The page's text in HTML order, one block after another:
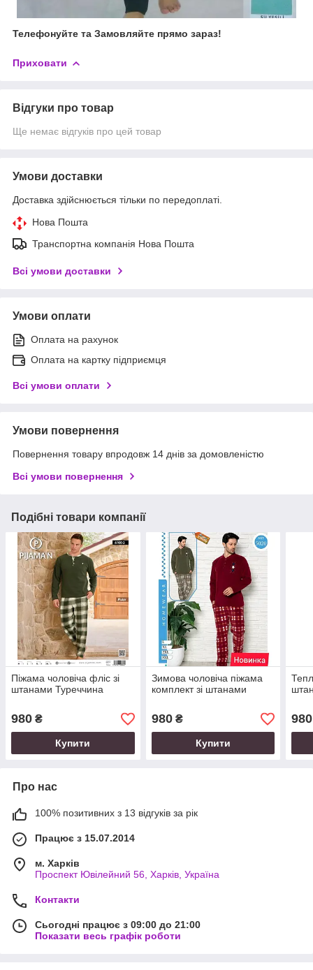
Телефонуйте та Замовляйте прямо зараз!
Приховати
Відгуки про товар
Ще немає відгуків про цей товар
Умови доставки
Доставка здійснюється тільки по передоплаті.
Нова Пошта
Транспортна компанія Нова Пошта
Всі умови доставки
Умови оплати
Оплата на рахунок
Оплата на картку підприємця
Всі умови оплати
Умови повернення
Повернення товару впродовж 14 днів за домовленістю
Всі умови повернення
Подібні товари компанії
Піжама чоловіча фліс зі
штанами Туреччина
980 ₴
Купити
Зимова чоловіча піжама
комплект зі штанами
980₴
Купити
980
Про нас
100% позитивних з 13 відгуків за рік
Працює з 15.07.2014
м. Харків
Проспект Ювілейний 56, Харків, Україна
Контакти
Сьогодні працює з 09:00 до 21:00
Показати весь графік роботи